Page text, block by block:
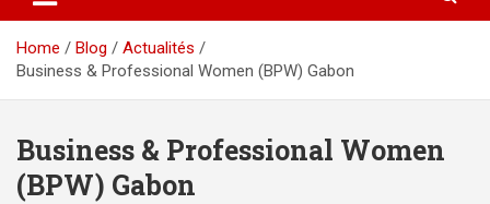
Home Blog
Actualités
Business & Professional Women (BPW) Gabon
Business & Professional Women
(BPW) Gabon